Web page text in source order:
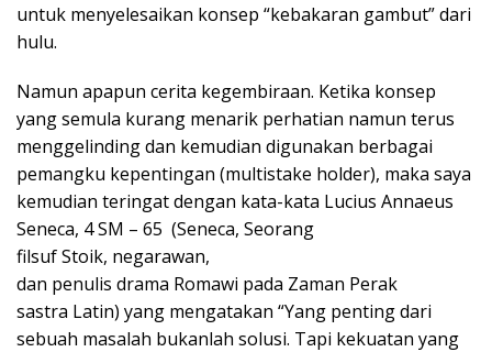
untuk menyelesaikan konsep “kebakaran gambut” dari
hulu.
Namun apapun cerita kegembiraan. Ketika konsep
yang semula kurang menarik perhatian namun terus
menggelinding dan kemudian digunakan berbagai
pemangku kepentingan (multistake holder), maka saya
kemudian teringat dengan kata-kata Lucius Annaeus
Seneca, 4 SM – 65 (Seneca, Seorang
filsuf Stoik, negarawan,
dan penulis drama Romawi pada Zaman Perak
sastra Latin) yang mengatakan “Yang penting dari
sebuah masalah bukanlah solusi. Tapi kekuatan yang